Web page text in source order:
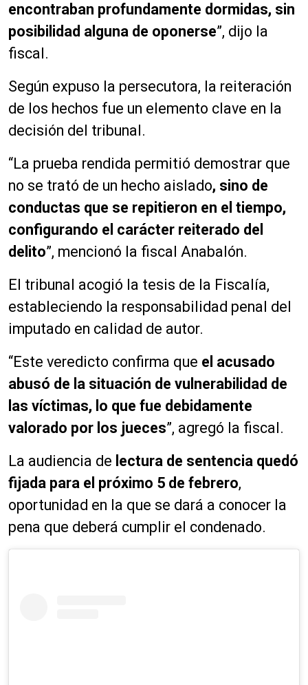
encontraban profundamente dormidas, sin
posibilidad alguna de oponerse”, dijo la
fiscal.
Según expuso la persecutora, la reiteración
de los hechos fue un elemento clave en la
decisión del tribunal.
“La prueba rendida permitió demostrar que
no se trató de un hecho aislado, sino de
conductas que se repitieron en el tiempo,
configurando el carácter reiterado del
delito”, mencionó la fiscal Anabalón.
El tribunal acogió la tesis de la Fiscalía,
estableciendo la responsabilidad penal del
imputado en calidad de autor.
“Este veredicto confirma que el acusado
abusó de la situación de vulnerabilidad de
las víctimas, lo que fue debidamente
valorado por los jueces”, agregó la fiscal.
La audiencia de lectura de sentencia quedó
fijada para el próximo 5 de febrero,
oportunidad en la que se dará a conocer la
pena que deberá cumplir el condenado.